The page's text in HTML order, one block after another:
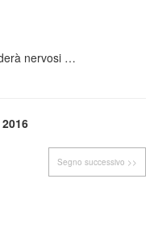
nervosi …
Segno successivo >>